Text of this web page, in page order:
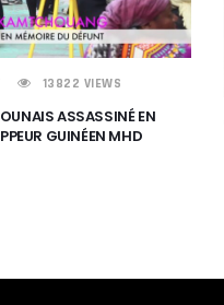
13822 VIEWS
ASSASSINÉ EN
GUINÉEN MHD